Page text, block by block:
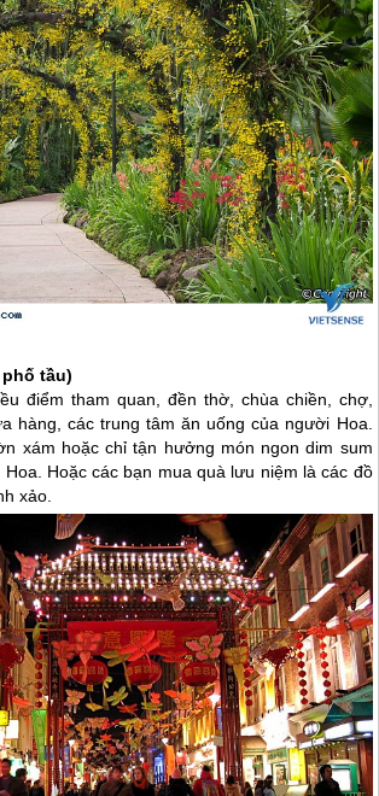
tầu)
điểm tham quan, đền thờ, chùa chiền, chợ,
hàng, các trung tâm ăn uống của người Hoa.
xám hoặc chỉ tận hưởng món ngon dim sum
Hoặc các bạn mua quà lưu niệm là các đồ
xảo.